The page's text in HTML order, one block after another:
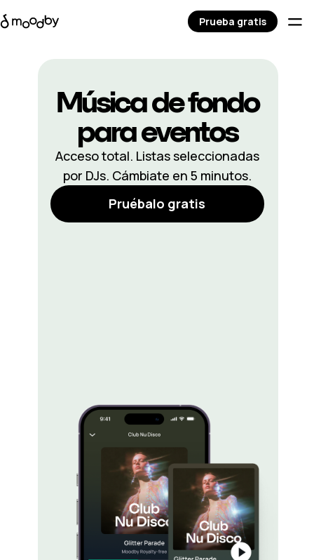
Música de fondo
paraeventos
Acceso total. Listas seleccionadas
por DJs. Cámbiate en 5 minutos.
Pruébalo gratis
Prueba gratis